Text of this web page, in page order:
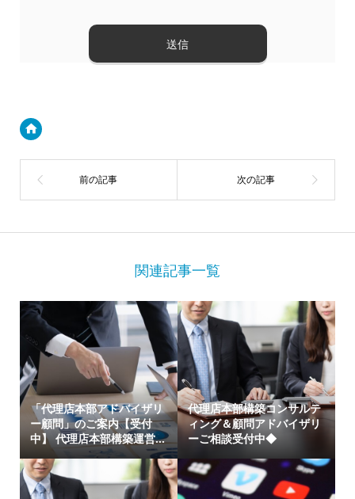
関連記事一覧
「代理店本部アドバイザリ
ー顧問」のご案内【受付
中】 代理店本部構築運営...
代理店本部構築コンサルテ
ィング＆顧問アドバイザリ
ーご相談受付中◆